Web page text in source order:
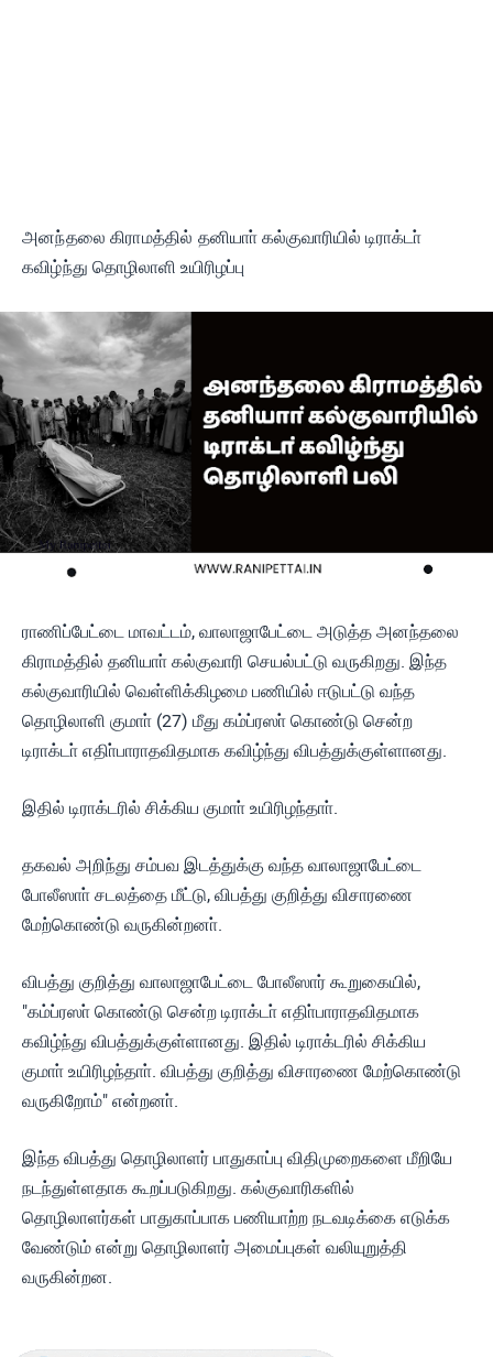
அனந்தலை கிராமத்தில் தனியாா் கல்குவாரியில் டிராக்டா்
கவிழ்ந்து தொழிலாளி உயிரிழப்பு
ராணிப்பேட்டை மாவட்டம், வாலாஜாபேட்டை அடுத்த அனந்தலை
கிராமத்தில் தனியாா் கல்குவாரி செயல்பட்டு வருகிறது. இந்த
கல்குவாரியில் வெள்ளிக்கிழமை பணியில் ஈடுபட்டு வந்த
தொழிலாளி குமாா் (27) மீது கம்ப்ரஸா் கொண்டு சென்ற
டிராக்டா் எதிா்பாராதவிதமாக கவிழ்ந்து விபத்துக்குள்ளானது.
இதில் டிராக்டரில் சிக்கிய குமாா் உயிரிழந்தாா்.
தகவல் அறிந்து சம்பவ இடத்துக்கு வந்த வாலாஜாபேட்டை
போலீஸாா் சடலத்தை மீட்டு, விபத்து குறித்து விசாரணை
மேற்கொண்டு வருகின்றனா்.
விபத்து குறித்து வாலாஜாபேட்டை போலீஸார் கூறுகையில்,
"கம்ப்ரஸா் கொண்டு சென்ற டிராக்டா் எதிா்பாராதவிதமாக
கவிழ்ந்து விபத்துக்குள்ளானது. இதில் டிராக்டரில் சிக்கிய
குமாா் உயிரிழந்தாா். விபத்து குறித்து விசாரணை மேற்கொண்டு
வருகிறோம்" என்றனா்.
இந்த விபத்து தொழிலாளர் பாதுகாப்பு விதிமுறைகளை மீறியே
நடந்துள்ளதாக கூறப்படுகிறது. கல்குவாரிகளில்
தொழிலாளர்கள் பாதுகாப்பாக பணியாற்ற நடவடிக்கை எடுக்க
வேண்டும் என்று தொழிலாளர் அமைப்புகள் வலியுறுத்தி
வருகின்றன.